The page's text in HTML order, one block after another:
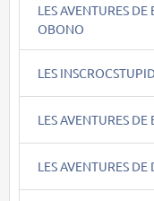
LES AVENTURES
OBONO
LES
LES AVENTURES DE
LES AVENTURES